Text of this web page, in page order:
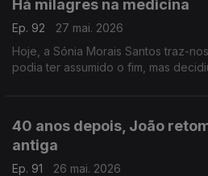
Há milagres na medicina
Ep. 92
27 mai. 2026
Hoje, a Sónia Morais Santos traz-
podia ter assumido o fim, mas
40 anos depois, João
antiga
Ep. 91
26 mai. 2026